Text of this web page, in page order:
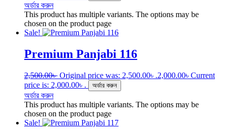
অর্ডার করুন
This product has multiple variants. The options may be
chosen on the product page
Sale!
Premium Panjabi 116
2,500.00৳ Original price was: 2,500.00৳ .2,000.00৳ Current
price is: 2,000.00৳ .
অর্ডার করুন
অর্ডার করুন
This product has multiple variants. The options may be
chosen on the product page
Sale!